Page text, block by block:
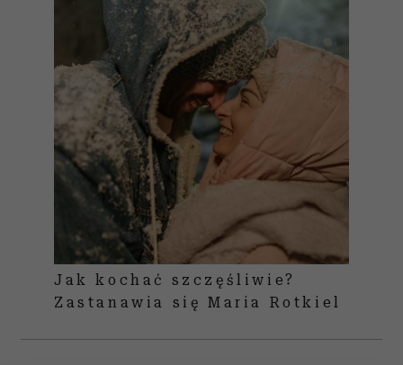
Jak kochać szczęśliwie?
Zastanawia się Maria Rotkiel